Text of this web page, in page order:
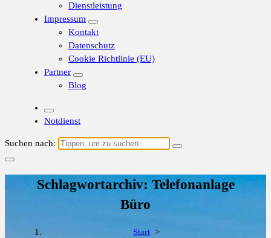
Dienstleistung
Impressum
Kontakt
Datenschutz
Cookie Richtlinie (EU)
Partner
Blog
Notdienst
Suchen nach:
Schlagwortarchiv: Telefonanlage
Büro
Start >